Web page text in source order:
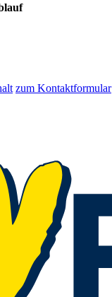
zum Kontaktformular